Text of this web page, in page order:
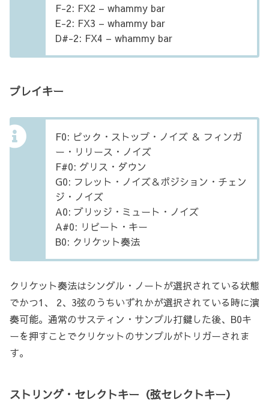
F-2: FX2 – whammy bar
E-2: FX3 – whammy bar
D#-2: FX4 – whammy bar
プレイキー
F0: ピック・ストップ・ノイズ ＆ フィンガ
ー・リリース・ノイズ
F#0: グリス・ダウン
G0: フレット・ノイズ＆ポジション・チェン
ジ・ノイズ
A0: ブリッジ・ミュート・ノイズ
A#0: リピート・キー
B0: クリケット奏法
クリケット奏法はシングル・ノートが選択されている状態
でかつ1、 2、3弦のうちいずれかが選択されている時に演
奏可能。通常のサスティン・サンプル打鍵した後、B0キ
ーを押すことでクリケットのサンプルがトリガーされま
す。
ストリング・セレクトキー（弦セレクトキー）